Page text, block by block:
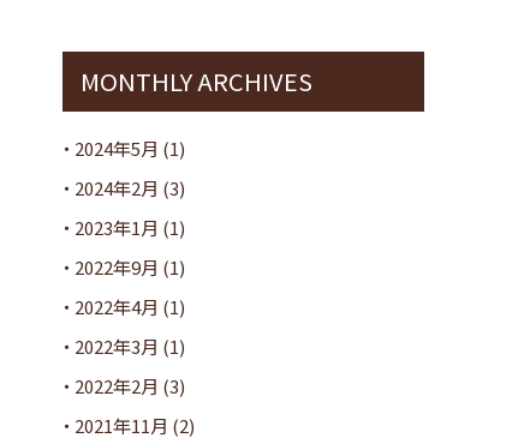
MONTHLY ARCHIVES
2024年5月 (1)
2024年2月 (3)
2023年1月 (1)
2022年9月 (1)
2022年4月 (1)
2022年3月 (1)
2022年2月 (3)
2021年11月 (2)